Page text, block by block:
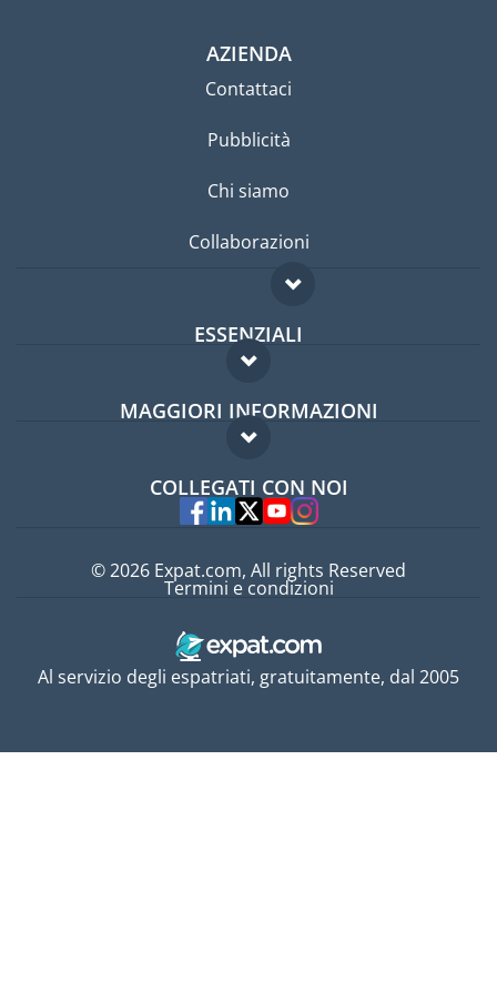
AZIENDA
Contattaci
Pubblicità
Chi siamo
Collaborazioni
ESSENZIALI
Forum per expat
Guida per expat
MAGGIORI INFORMAZIONI
Domande frequenti
Esperti
COLLEGATI CON NOI
Al servizio degli espatriati, gratuitamente, dal 2005
© 2026 Expat.com, All rights Reserved
Termini e condizioni